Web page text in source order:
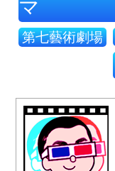
マ
第七藝術劇場